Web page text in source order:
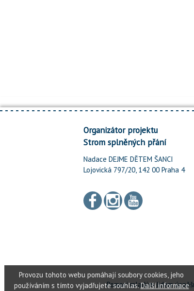
Organizátor projektu
Strom splněných přání
Nadace DEJME DĚTEM ŠANCI
Lojovická 797/20, 142 00 Praha 4
Pomoci mladým lidem